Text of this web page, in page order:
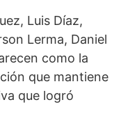
Luis Díaz,
Lerma, Daniel
como la
que mantiene
que logró